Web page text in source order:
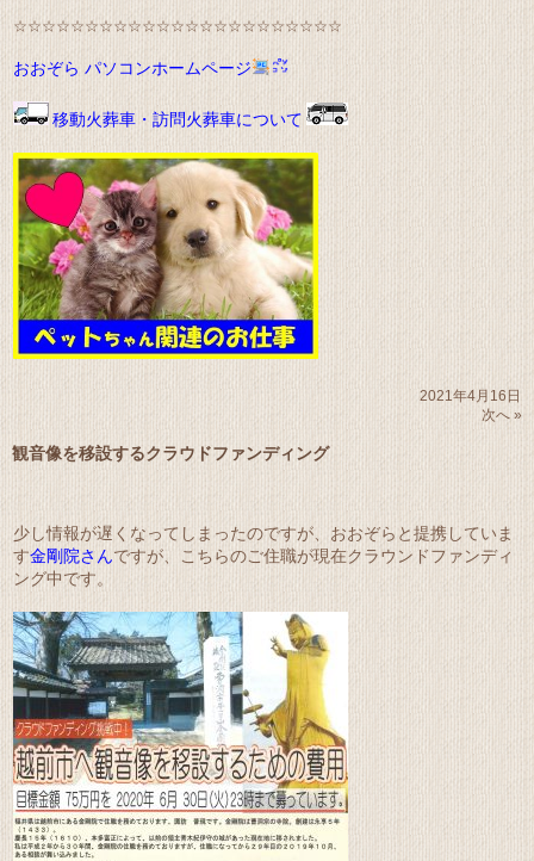
☆☆☆☆☆☆☆☆☆☆☆☆☆☆☆☆☆☆☆☆☆☆☆
おおぞら パソコンホームページ
移動火葬車・訪問火葬車について
2021年4月16日
次へ »
観音像を移設するクラウドファンディング
少し情報が遅くなってしまったのですが、おおぞらと提携していま
す金剛院さんですが、こちらのご住職が現在クラウンドファンディ
ング中です。